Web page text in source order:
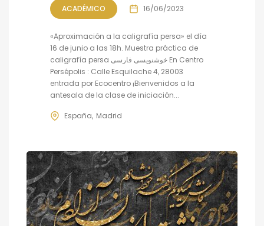
ACADÉMICO 16/06/2023
«Aproximación a la caligrafía persa» el día
16 de junio a las 18h. Muestra práctica de
caligrafía persa خوشنویسی فارسی En Centro
Persépolis : Calle Esquilache 4, 28003
entrada por Ecocentro ¡Bienvenidos a la
antesala de la clase de iniciación...
España Madrid